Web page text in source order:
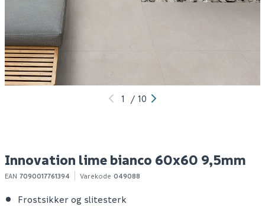
345
100+ stk
Klikk & Hent
1 / 10
Innovation lime bianco 60x60 9,5mm
EAN 7090017761394 Varekode 049088
Frostsikker og slitesterk